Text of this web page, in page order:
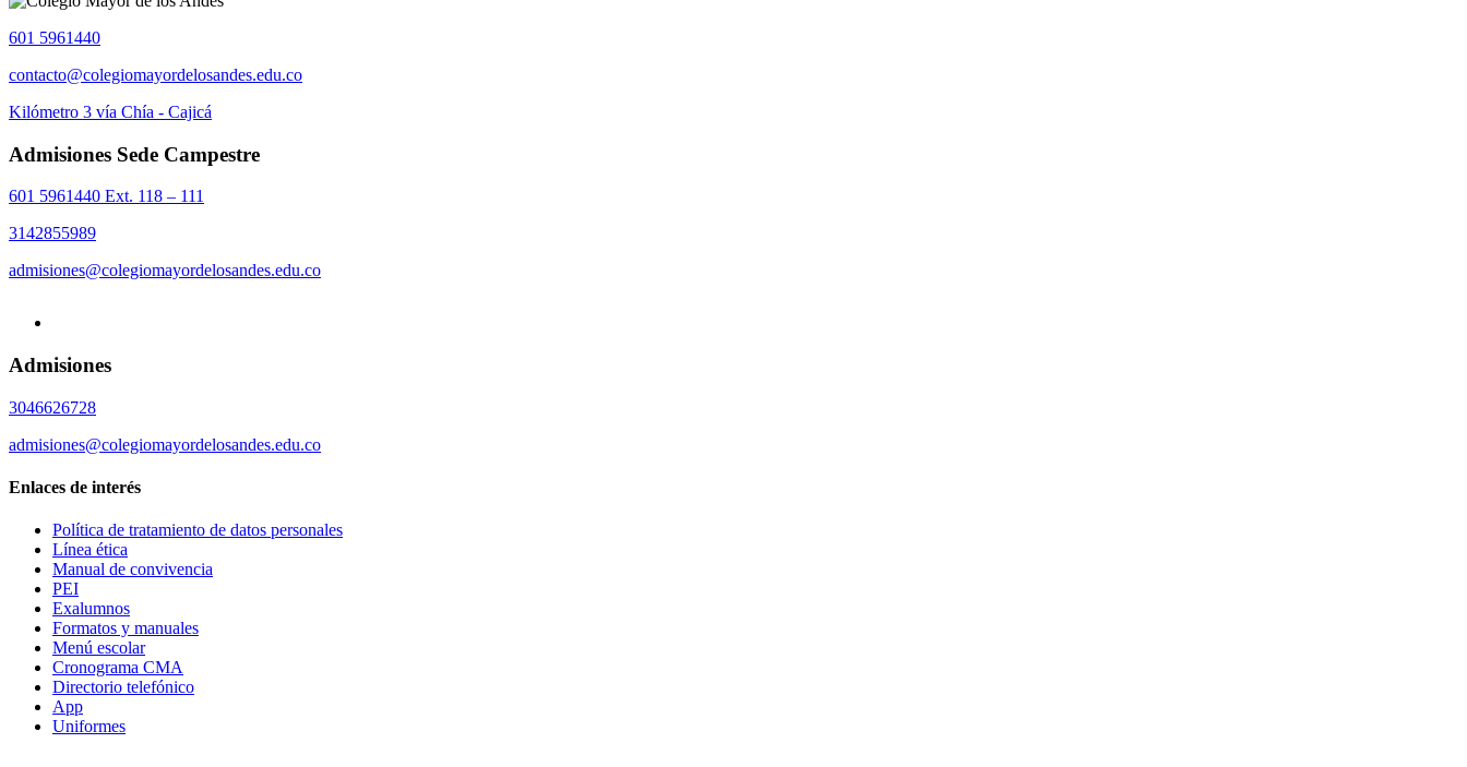
601 5961440
contacto@colegiomayordelosandes.edu.co
Kilómetro 3 vía Chía - Cajicá
Admisiones Sede Campestre
601 5961440 Ext. 118 – 111
3142855989
admisiones@colegiomayordelosandes.edu.co
Admisiones
3046626728
admisiones@colegiomayordelosandes.edu.co
Enlaces de interés
Política de tratamiento de datos personales
Línea ética
Manual de convivencia
PEI
Exalumnos
Formatos y manuales
Menú escolar
Cronograma CMA
Directorio telefónico
App
Uniformes